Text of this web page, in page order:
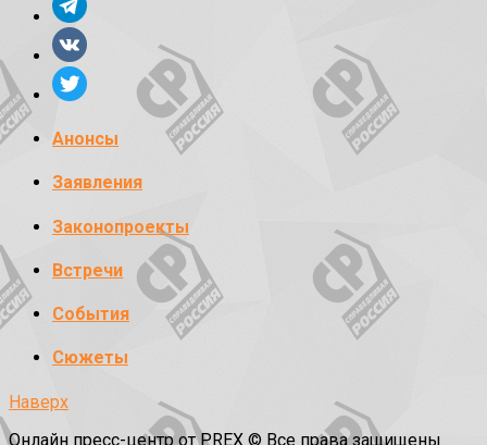
Анонсы
Заявления
Законопроекты
Встречи
События
Сюжеты
Наверх
Онлайн пресс-центр от PREX © Все права защищены